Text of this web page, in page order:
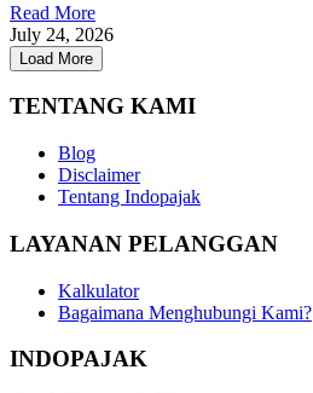
Read More
July 24, 2026
Load More
TENTANG KAMI
Blog
Disclaimer
Tentang Indopajak
LAYANAN PELANGGAN
Kalkulator
Bagaimana Menghubungi Kami?
INDOPAJAK